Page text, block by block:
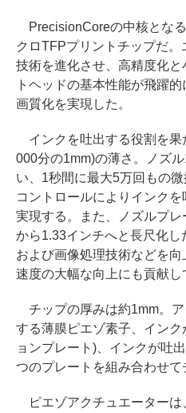
PrecisionCoreの中核とな
クロTFPプリントチップだ
技術を進化させ、高精度化
トヘッドの基本性能が飛躍
画質化を実現した。
インクを吐出する役割を果
000分の1mm)の薄さ。ノズ
い、1秒間に最大5万回もの
コントロールによりインク
実現する。また、ノズルプ
から1.33インチへと長尺化
および画像処理技術などを
速度の大幅な向上にも貢献し
チップの厚みは約1mm。
する薄膜ピエゾ素子、イン
ョンプレート)、インクが吐
つのプレートを組み合わせて
ピエゾアクチュエーターは